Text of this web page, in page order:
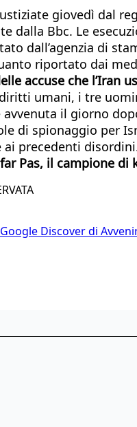
giovedì dal
dalla Bbc. Le
dall’agenzia di
riportato dai
accuse che
umani, i tre
avvenuta il giorno
di spionaggio per
precedenti
Pas, il campione di
Discover di